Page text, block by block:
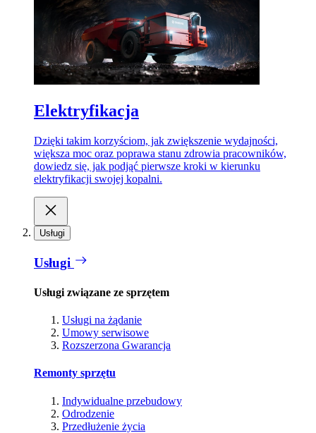
Elektryfikacja
Dzięki takim korzyściom, jak zwiększenie wydajności,
większa moc oraz poprawa stanu zdrowia pracowników,
dowiedz się, jak podjąć pierwsze kroki w kierunku
elektryfikacji swojej kopalni.
Usługi
Usługi
Usługi związane ze sprzętem
Usługi na żądanie
Umowy serwisowe
Rozszerzona Gwarancja
Remonty sprzętu
Indywidualne przebudowy
Odrodzenie
Przedłużenie życia